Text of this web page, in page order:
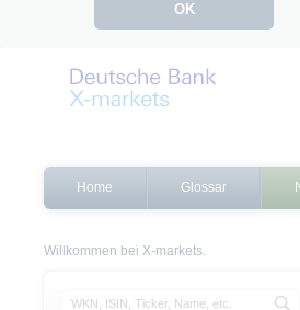
OK
Home Glossar
Willkommen bei X-markets.